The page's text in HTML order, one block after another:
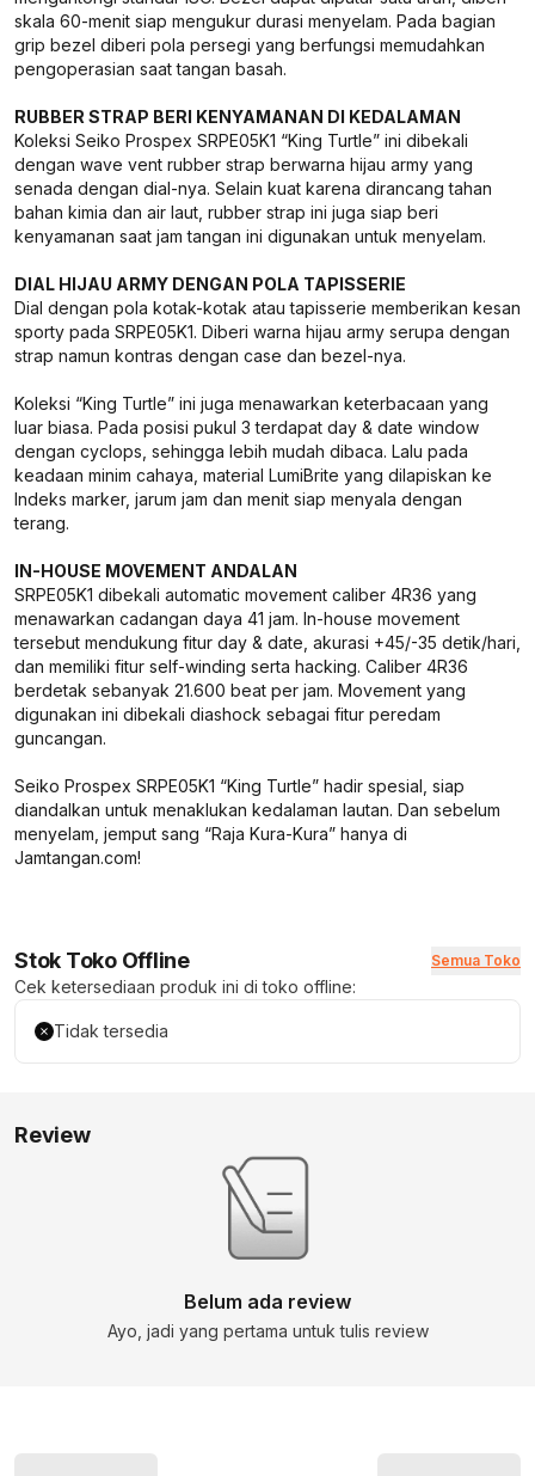
skala 60-menit siap mengukur durasi menyelam. Pada bagian
grip bezel diberi pola persegi yang berfungsi memudahkan
pengoperasian saat tangan basah.
RUBBER STRAP BERI KENYAMANAN DI KEDALAMAN
Koleksi Seiko Prospex SRPE05K1 “King Turtle” ini dibekali
dengan wave vent rubber strap berwarna hijau army yang
senada dengan dial-nya. Selain kuat karena dirancang tahan
bahan kimia dan air laut, rubber strap ini juga siap beri
kenyamanan saat jam tangan ini digunakan untuk menyelam.
DIAL HIJAU ARMY DENGAN POLA TAPISSERIE
Dial dengan pola kotak-kotak atau tapisserie memberikan kesan
sporty pada SRPE05K1. Diberi warna hijau army serupa dengan
strap namun kontras dengan case dan bezel-nya.
Koleksi “King Turtle” ini juga menawarkan keterbacaan yang
luar biasa. Pada posisi pukul 3 terdapat day & date window
dengan cyclops, sehingga lebih mudah dibaca. Lalu pada
keadaan minim cahaya, material LumiBrite yang dilapiskan ke
Indeks marker, jarum jam dan menit siap menyala dengan
terang.
IN-HOUSE MOVEMENT ANDALAN
SRPE05K1 dibekali automatic movement caliber 4R36 yang
menawarkan cadangan daya 41 jam. In-house movement
tersebut mendukung fitur day & date, akurasi +45/-35 detik/hari,
dan memiliki fitur self-winding serta hacking. Caliber 4R36
berdetak sebanyak 21.600 beat per jam. Movement yang
digunakan ini dibekali diashock sebagai fitur peredam
guncangan.
Seiko Prospex SRPE05K1 “King Turtle” hadir spesial, siap
diandalkan untuk menaklukan kedalaman lautan. Dan sebelum
menyelam, jemput sang “Raja Kura-Kura” hanya di
Jamtangan.com!
Stok Toko Offline Semua Toko
Cek ketersediaan produk ini di toko offline:
Tidak tersedia
Review
Belum ada review
Ayo, jadi yang pertama untuk tulis review